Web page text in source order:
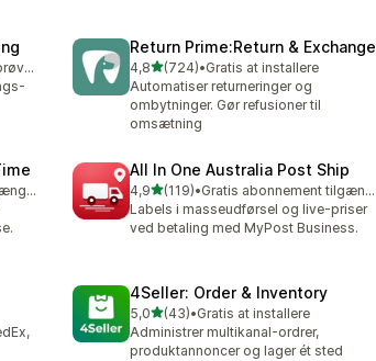
Mulighed for gratis prøveperiode
Return Prime:Return & Exchange
4,8ud af 5 stjerner
(724)
724 anmeldelser i alt
•Gratis at installere
Automatiser returneringer og
ombytninger. Gør refusioner til
omsætning
Gratis abonnement tilgængeligt
All In One Australia Post Ship
4,9ud af 5 stjerner
(119)
119 anmeldelser i alt
•
Gratis abonnement tilgængeligt
Labels i masseudførsel og live-priser
ved betaling med MyPost Business.
4Seller: Order & Inventory
5,0ud af 5 stjerner
(43)
43 anmeldelser i alt
•Gratis at installere
Administrer multikanal-ordrer,
produktannoncer og lager ét sted